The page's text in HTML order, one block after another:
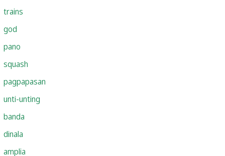
trains
god
pano
squash
pagpapasan
unti-unting
banda
dinala
amplia